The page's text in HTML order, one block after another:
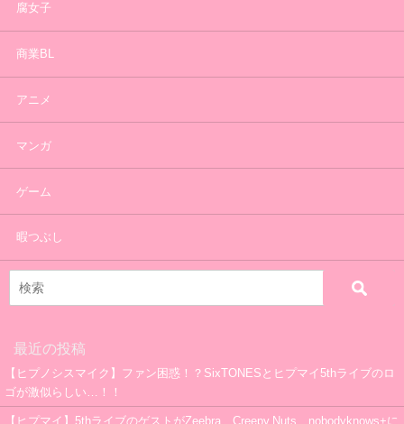
腐女子
商業BL
アニメ
マンガ
ゲーム
暇つぶし
最近の投稿
【ヒプノシスマイク】ファン困惑！？SixTONESとヒプマイ5thライブのロ
ゴが激似らしい…！！
【ヒプマイ】5thライブのゲストがZeebra、Creepy Nuts、nobodyknows+に